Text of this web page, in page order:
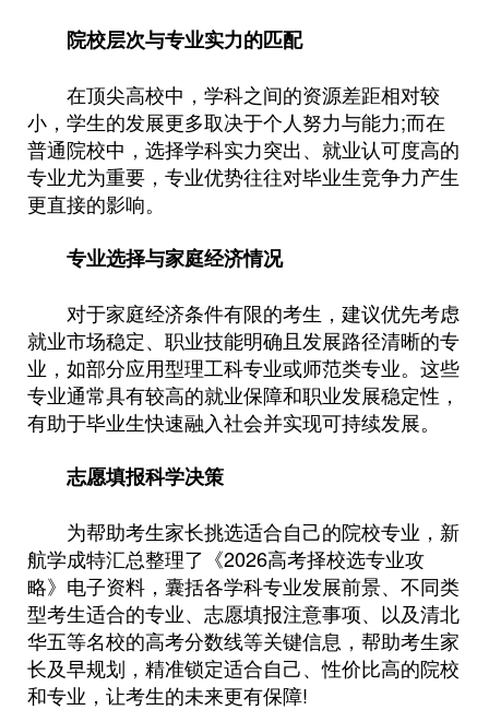
院校层次与专业实力的匹配
在顶尖高校中，学科之间的资源差距相对较
小，学生的发展更多取决于个人努力与能力;而在
普通院校中，选择学科实力突出、就业认可度高的
专业尤为重要，专业优势往往对毕业生竞争力产生
更直接的影响。
专业选择与家庭经济情况
对于家庭经济条件有限的考生，建议优先考虑
就业市场稳定、职业技能明确且发展路径清晰的专
业，如部分应用型理工科专业或师范类专业。这些
专业通常具有较高的就业保障和职业发展稳定性，
有助于毕业生快速融入社会并实现可持续发展。
志愿填报科学决策
为帮助考生家长挑选适合自己的院校专业，新
航学成特汇总整理了《2026高考择校选专业攻
略》电子资料，囊括各学科专业发展前景、不同类
型考生适合的专业、志愿填报注意事项、以及清北
华五等名校的高考分数线等关键信息，帮助考生家
长及早规划，精准锁定适合自己、性价比高的院校
和专业，让考生的未来更有保障!